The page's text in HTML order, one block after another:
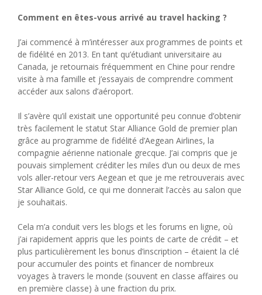
Comment en êtes-vous arrivé au travel hacking ?
J’ai commencé à m’intéresser aux programmes de points et
de fidélité en 2013. En tant qu’étudiant universitaire au
Canada, je retournais fréquemment en Chine pour rendre
visite à ma famille et j’essayais de comprendre comment
accéder aux salons d’aéroport.
Il s’avère qu’il existait une opportunité peu connue d’obtenir
très facilement le statut Star Alliance Gold de premier plan
grâce au programme de fidélité d’Aegean Airlines, la
compagnie aérienne nationale grecque. J’ai compris que je
pouvais simplement créditer les miles d’un ou deux de mes
vols aller-retour vers Aegean et que je me retrouverais avec
Star Alliance Gold, ce qui me donnerait l’accès au salon que
je souhaitais.
Cela m’a conduit vers les blogs et les forums en ligne, où
j’ai rapidement appris que les points de carte de crédit – et
plus particulièrement les bonus d’inscription – étaient la clé
pour accumuler des points et financer de nombreux
voyages à travers le monde (souvent en classe affaires ou
en première classe) à une fraction du prix.